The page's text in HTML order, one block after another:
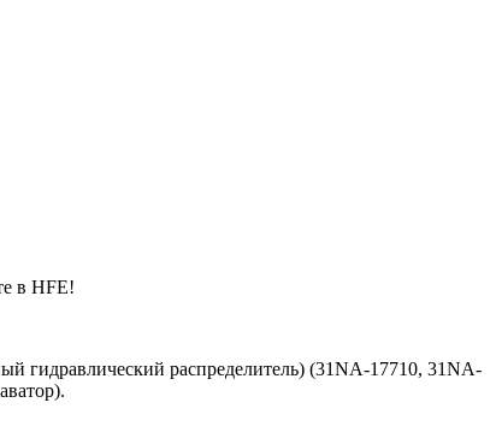
в HFE!
гидравлический распределитель) (31NA-17710, 31NA-